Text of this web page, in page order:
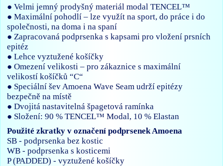
● Velmi jemný prodyšný materiál modal TENCEL™
● Maximální pohodlí – lze využít na sport, do práce i do
společnosti, na doma i na spaní
● Zapracovaná podprsenka s kapsami pro vložení prsních
epitéz
● Lehce vyztužené košíčky
● Omezení velikosti – pro zákaznice s maximální
velikostí košíčků “C“
● Speciální šev Amoena Wave Seam udrží epitézy
bezpečně na místě
● Dvojitá nastavitelná špagetová ramínka
● Složení: 90 % TENCEL™ Modal, 10 % Elastan
Použité zkratky v označení podprsenek Amoena
SB - podprsenka bez kostic
WB - podprsenka s kosticemi
P (PADDED) - vyztužené košíčky